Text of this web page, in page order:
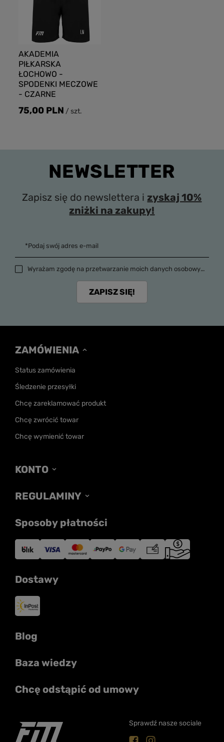
AKADEMIA
PIŁKARSKA
ŁOCHOWO -
SPODENKI MECZOWE
- CZARNE
75,00 PLN /szt.
NEWSLETTER
Zapisz się do newslettera i zyskaj 10%
zniżki na zakupy!
*Podaj swój adres e-mail
Wyrażam zgodę na przetwarzanie moich danych osobowych (adres e-mail) na potrzeby wysyłki newslettera z informacją handlową (marketing). Więcej w
ZAPISZ SIĘ!
ZAMÓWIENIA
Status zamówienia
Śledzenie przesyłki
Chcę zareklamować produkt
Chcę zwrócić towar
Chcę wymienić towar
KONTO
REGULAMINY
Sprawdź nasze sociale
Sposoby płatności
Dostawy
Blog
Baza wiedzy
Chcę odstąpić od umowy